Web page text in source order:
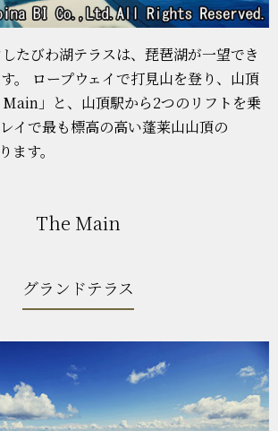
たびわ湖テラスは、琵琶湖が一望でき
。 ロープウェイで打見山を登り、山頂
」と、山頂駅から2つのリフトを乗
イで最も標高の高い蓬莱山山頂の
ます。
The Main
グランドテラス